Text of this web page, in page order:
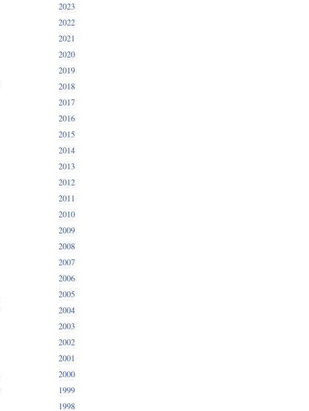
2023
2022
2021
2020
2019
2018
2017
2016
2015
2014
2013
2012
2011
2010
2009
2008
2007
2006
2005
2004
2003
2002
2001
2000
1999
1998